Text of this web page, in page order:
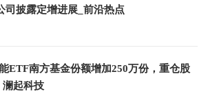
司披露定增进展_前沿热点
ETF南方基金份额增加250万份，重仓股
澜起科技